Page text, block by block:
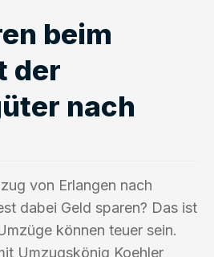
beim
der
nach
von Erlangen nach
dabei Geld sparen? Das ist
können teuer sein.
Umzugskönig Koehler